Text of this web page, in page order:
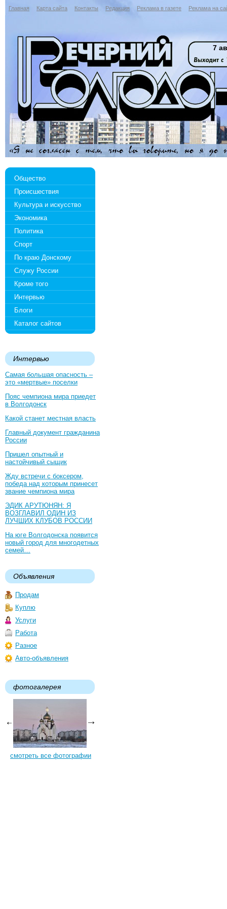
Главная Карта сайта Контакты Редакция Реклама в газете Реклама на
7
Общество
Происшествия
Культура и искусство
Экономика
Политика
Спорт
По краю Донскому
Служу России
Кроме того
Интервью
Блоги
Каталог сайтов
Интервью
Самая большая опасность –
это «мертвые» поселки
Пояс чемпиона мира приедет
в Волгодонск
Какой станет местная власть
Главный документ гражданина
России
Пришел опытный и
настойчивый сыщик
Жду встречи с боксером,
победа над которым принесет
звание чемпиона мира
ЭДИК АРУТЮНЯН: Я
ВОЗГЛАВИЛ ОДИН ИЗ
ЛУЧШИХ КЛУБОВ РОССИИ
На юге Волгодонска появится
новый город для многодетных
семей…
Объявления
Продам
Куплю
Услуги
Работа
Разное
Авто-объявления
фотогалерея
смотреть все фотографии